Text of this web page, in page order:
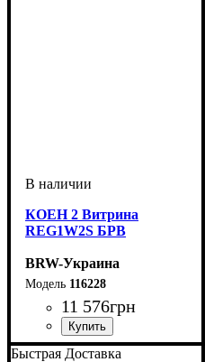
КОЕН 2 Витрина
REG1W2S БРВ
BRW-Украина
116228
11 576грн
ширина, мм: 585
высота, мм: 2005
глубина, мм: 400
Быстрая Доставка